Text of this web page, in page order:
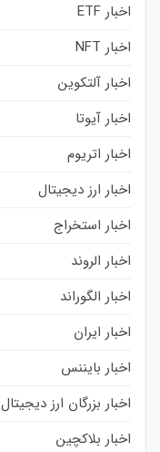
اخبار ETF
اخبار NFT
اخبار آلتکوین
اخبار آیوتا
اخبار اتریوم
اخبار ارز دیجیتال
اخبار استخراج
اخبار الروند
اخبار الگوراند
اخبار ایران
اخبار بایننس
اخبار بزرگان ارز دیجیتال
اخبار بلاکچین